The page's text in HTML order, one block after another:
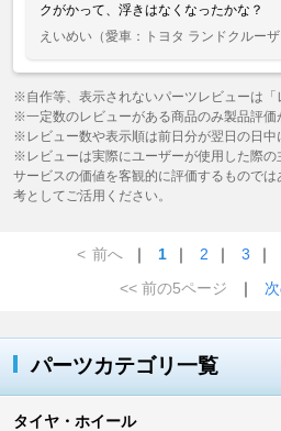
クがかって、浮きはなくなったかな？
えいめい （愛車：トヨタ ランドクルーザ
※自作等、表示されないパーツレビューは「
※一定数のレビューがある商品のみ製品評価
※レビュー数や表示順は前日分が翌日の日中
※レビューは実際にユーザーが使用した際の
サービスの価値を客観的に評価するもので
考としてご活用ください。
< 前へ ｜ 1 ｜ 2 ｜ 3 ｜
<< 前の5ページ
｜
パーツカテゴリ一覧
タイヤ・ホイール